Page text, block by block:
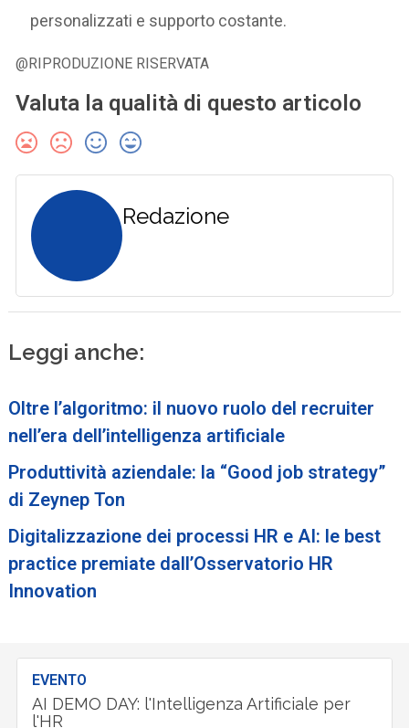
personalizzati e supporto costante.
@RIPRODUZIONE RISERVATA
Valuta la qualità di questo articolo
Redazione
Leggi anche:
Oltre l’algoritmo: il nuovo ruolo del recruiter
nell’era dell’intelligenza artificiale
Produttività aziendale: la “Good job strategy”
di Zeynep Ton
Digitalizzazione dei processi HR e AI: le best
practice premiate dall’Osservatorio HR
Innovation
EVENTO
AI DEMO DAY: l'Intelligenza Artificiale per
l'HR